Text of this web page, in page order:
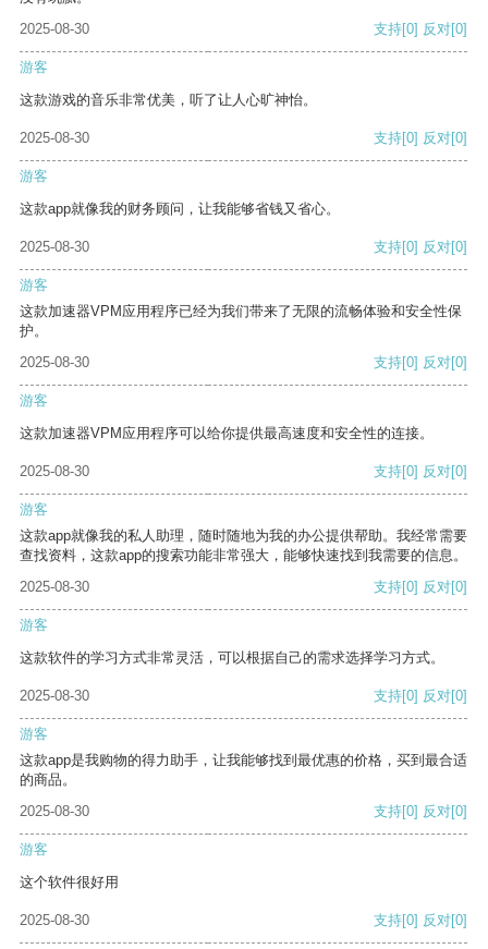
2025-08-30
支持[0] 反对[0]
游客
这款游戏的音乐非常优美，听了让人心旷神怡。
2025-08-30 支持[0] 反对[0]
游客
这款app就像我的财务顾问，让我能够省钱又省心。
2025-08-30 支持[0] 反对[0]
游客
这款加速器VPM应用程序已经为我们带来了无限的流畅体验和安全性保
护。
2025-08-30
支持[0] 反对[0]
游客
这款加速器VPM应用程序可以给你提供最高速度和安全性的连接。
2025-08-30 支持[0] 反对[0]
游客
这款app就像我的私人助理，随时随地为我的办公提供帮助。我经常需要
查找资料，这款app的搜索功能非常强大，能够快速找到我需要的信息。
2025-08-30
支持[0] 反对[0]
游客
这款软件的学习方式非常灵活，可以根据自己的需求选择学习方式。
2025-08-30 支持[0] 反对[0]
游客
这款app是我购物的得力助手，让我能够找到最优惠的价格，买到最合适
的商品。
2025-08-30
支持[0] 反对[0]
游客
这个软件很好用
2025-08-30 支持[0] 反对[0]